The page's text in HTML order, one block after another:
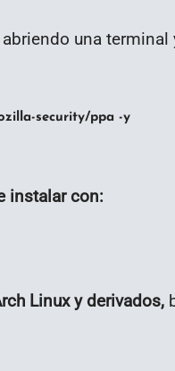
una
security/ppa -y
instalar con:
Linux y derivados,